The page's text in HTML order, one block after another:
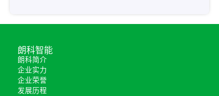
朗科智能
朗科简介
企业实力
企业荣誉
发展历程